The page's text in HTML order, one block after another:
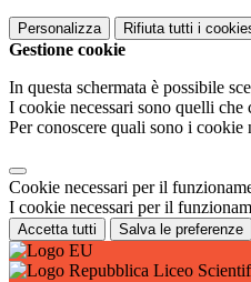
Personalizza Rifiuta tutti i
Gestione cookie
In questa schermata è possibile
I cookie necessari sono quelli
Per conoscere quali sono i cookie
Cookie necessari per il
I cookie necessari per il
Accetta tutti Salva le preferenze
Liceo